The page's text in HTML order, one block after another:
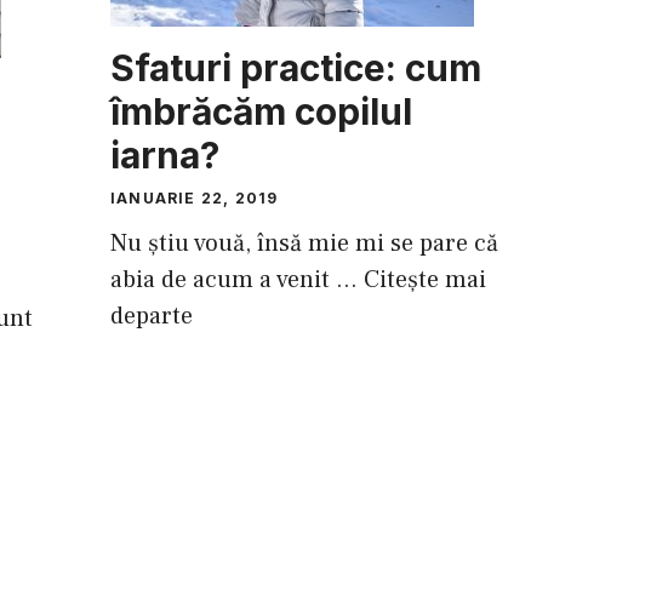
Sfaturi practice: cum
îmbrăcăm copilul
iarna?
IANUARIE 22, 2019
Nu ştiu vouă, însă mie mi se pare că
abia de acum a venit ... Citește mai
departe